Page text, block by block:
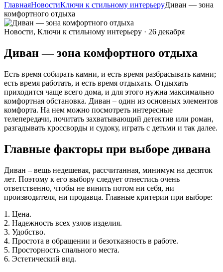
ГлавнаяНовостиКлючи к стильному интерьеруДиван — зона
комфортного отдыха
Новости, Ключи к стильному интерьеру · 26 декабря
Диван — зона комфортного отдыха
Есть время собирать камни, и есть время разбрасывать камни;
есть время работать, и есть время отдыхать. Отдыхать
приходится чаще всего дома, и для этого нужна максимально
комфортная обстановка. Диван – один из основных элементов
комфорта. На нем можно посмотреть интересные
телепередачи, почитать захватывающий детектив или роман,
разгадывать кроссворды и судоку, играть с детьми и так далее.
Главные факторы при выборе дивана
Диван – вещь недешевая, рассчитанная, минимум на десяток
лет. Поэтому к его выбору следует отнестись очень
ответственно, чтобы не винить потом ни себя, ни
производителя, ни продавца. Главные критерии при выборе:
1. Цена.
2. Надежность всех узлов изделия.
3. Удобство.
4. Простота в обращении и безотказность в работе.
5. Просторность спального места.
6. Эстетический вид.